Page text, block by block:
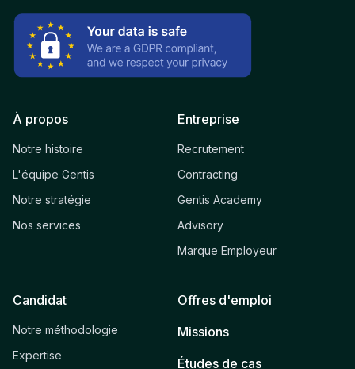
À propos
Notre histoire
L'équipe Gentis
Notre stratégie
Nos services
Entreprise
Recrutement
Contracting
Gentis Academy
Advisory
Marque Employeur
Candidat
Notre méthodologie
Expertise
Offres d'emploi
Missions
Études de cas